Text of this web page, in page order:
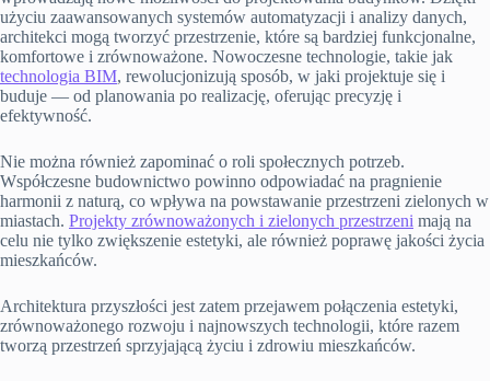
użyciu zaawansowanych systemów automatyzacji i analizy danych,
architekci mogą tworzyć przestrzenie, które są bardziej funkcjonalne,
komfortowe i zrównoważone. Nowoczesne technologie, takie jak
technologia BIM, rewolucjonizują sposób, w jaki projektuje się i
buduje — od planowania po realizację, oferując precyzję i
efektywność.
Nie można również zapominać o roli społecznych potrzeb.
Współczesne budownictwo powinno odpowiadać na pragnienie
harmonii z naturą, co wpływa na powstawanie przestrzeni zielonych w
miastach. Projekty zrównoważonych i zielonych przestrzeni mają na
celu nie tylko zwiększenie estetyki, ale również poprawę jakości życia
mieszkańców.
Architektura przyszłości jest zatem przejawem połączenia estetyki,
zrównoważonego rozwoju i najnowszych technologii, które razem
tworzą przestrzeń sprzyjającą życiu i zdrowiu mieszkańców.